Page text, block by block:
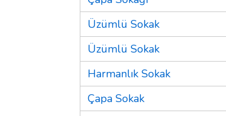
Üzümlü Sokak
Üzümlü Sokak
Harmanlık Sokak
Çapa Sokak